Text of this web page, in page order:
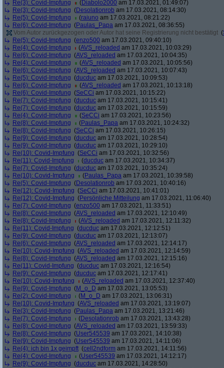
Re(3): Covid-Impfung
(Diabolo2000 am 17.03.2021, 01:49:07)
Re(3): Covid-Impfung (Desolationrob am 17.03.2021, 08:14:30)
Re(5): Covid-Impfung
(raiuno am 17.03.2021, 08:21:22)
Re(6): Covid-Impfung (Paulas_Papa am 17.03.2021, 08:36:55)
Vom Autor zurückgezogen oder Autor hat seine Registrierung nicht bestätigt (
Re(5): Covid-Impfung (enzo500 am 17.03.2021, 09:40:10)
Re(4): Covid-Impfung
(AVS_reloaded am 17.03.2021, 10:03:29)
Re(6): Covid-Impfung (AVS_reloaded am 17.03.2021, 10:04:35)
Re(4): Covid-Impfung
(AVS_reloaded am 17.03.2021, 10:05:56)
Re(6): Covid-Impfung (AVS_reloaded am 17.03.2021, 10:07:43)
Re(5): Covid-Impfung (ducduc am 17.03.2021, 10:09:53)
Re(6): Covid-Impfung
(AVS_reloaded am 17.03.2021, 10:13:18)
Re(6): Covid-Impfung (SeCCi am 17.03.2021, 10:15:22)
Re(7): Covid-Impfung (ducduc am 17.03.2021, 10:15:41)
Re(7): Covid-Impfung (ducduc am 17.03.2021, 10:15:59)
Re(4): Covid-Impfung
(SeCCi am 17.03.2021, 10:23:56)
Re(8): Covid-Impfung
(Paulas_Papa am 17.03.2021, 10:24:32)
Re(8): Covid-Impfung (SeCCi am 17.03.2021, 10:26:15)
Re(9): Covid-Impfung (ducduc am 17.03.2021, 10:28:54)
Re(9): Covid-Impfung (ducduc am 17.03.2021, 10:29:10)
Re(10): Covid-Impfung (SeCCi am 17.03.2021, 10:32:56)
Re(11): Covid-Impfung
(ducduc am 17.03.2021, 10:34:37)
Re(7): Covid-Impfung (ducduc am 17.03.2021, 10:35:24)
Re(10): Covid-Impfung
(Paulas_Papa am 17.03.2021, 10:39:58)
Re(5): Covid-Impfung (Desolationrob am 17.03.2021, 10:40:16)
Re(12): Covid-Impfung (SeCCi am 17.03.2021, 10:41:01)
Re(12): Covid-Impfung (Persönliche Mitteilung am 17.03.2021, 11:06:40)
Re(7): Covid-Impfung (enzo500 am 17.03.2021, 11:33:51)
Re(8): Covid-Impfung (AVS_reloaded am 17.03.2021, 12:10:49)
Re(8): Covid-Impfung
(AVS_reloaded am 17.03.2021, 12:11:32)
Re(11): Covid-Impfung (ducduc am 17.03.2021, 12:12:51)
Re(9): Covid-Impfung (ducduc am 17.03.2021, 12:13:07)
Re(6): Covid-Impfung (AVS_reloaded am 17.03.2021, 12:14:17)
Re(10): Covid-Impfung (AVS_reloaded am 17.03.2021, 12:14:59)
Re(8): Covid-Impfung (AVS_reloaded am 17.03.2021, 12:15:16)
Re(11): Covid-Impfung (ducduc am 17.03.2021, 12:16:54)
Re(9): Covid-Impfung (ducduc am 17.03.2021, 12:17:41)
Re(10): Covid-Impfung
(AVS_reloaded am 17.03.2021, 12:37:40)
Re(9): Covid-Impfung (M_o_D am 17.03.2021, 13:05:53)
Re(2): Covid-Impfung
(M_o_D am 17.03.2021, 13:06:31)
Re(10): Covid-Impfung (AVS_reloaded am 17.03.2021, 13:19:07)
Re(3): Covid-Impfung (Paulas_Papa am 17.03.2021, 13:21:46)
Re(7): Covid-Impfung
(Desolationrob am 17.03.2021, 13:43:28)
Re(8): Covid-Impfung (AVS_reloaded am 17.03.2021, 13:59:33)
Re(8): Covid-Impfung (User545539 am 17.03.2021, 14:10:38)
Re(9): Covid-Impfung (User545539 am 17.03.2021, 14:11:06)
Re(4): ich bin 1x geimpft (cell2ndform am 17.03.2021, 14:11:56)
Re(4): Covid-Impfung
(User545539 am 17.03.2021, 14:12:17)
Re(9): Covid-Impfung (ducduc am 17.03.2021, 14:28:50)